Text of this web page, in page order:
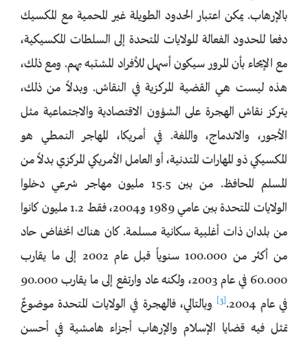
بالإرهاب. يمكن اعتبار الحدود الطويلة غير المحمية مع المكسيك
دفعا للحدود الفعالة للولايات المتحدة إلى السلطات المكسيكية،
مع الإيحاء بأن المرور سيكون أسهل للأفراد المشتبه بهم. ومع ذلك،
هذه ليست هي القضية المركزية في النقاش. وبدلاً من ذلك،
يتركز نقاش الهجرة على الشؤون الاقتصادية والاجتماعية مثل
الأجور، والاندماج، واللغة. في أمريكا، المهاجر النمطي هو
المكسيكي ذو المهارات المتدنية، أو العامل الأمريكي المركزي بدلاً من
المسلم المحافظ. من بين 15.5 مليون مهاجر شرعي دخلوا
الولايات المتحدة بين عامي 1989 و2004، فقط 1.2 مليون كانوا
من بلدان ذات أغلبية سكانية مسلمة. كان هناك انخفاض حاد
من أكثر من 100.000 سنوياً قبل عام 2002 إلى ما يقارب
60.000 في عام 2003، ولكنه عاد وارتفع إلى ما يقارب 90.000
في عام 2004.
[3]
وبالتالي، فالهجرة في الولايات المتحدة موضوعٌ
تمثل فيه قضايا الإسلام والإرهاب أجزاء هامشية في أحسن